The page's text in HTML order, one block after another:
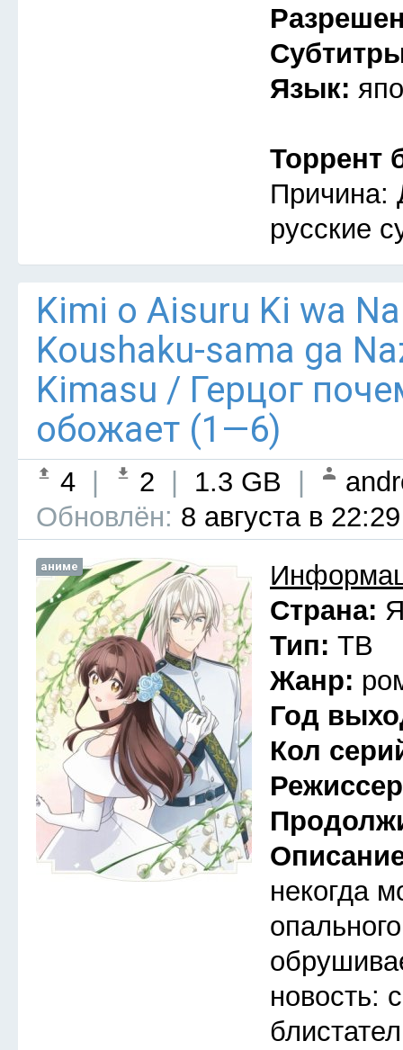
Язык:
Торрент
Причина:
русские
Kimi o Aisuru Ki wa
Koushaku-sama ga
Kimasu / Герцог
обожает (1—6)
4 2 1.3 GB
Обновлён: 8 августа в 22:29
аниме
Страна:
Тип: ТВ
Жанр:
Год
Кол
некогда
новость: